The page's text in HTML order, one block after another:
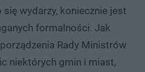
wydarzy, koniecznie jest
formalności. Jak
Rady Ministrów
niektórych gmin i miast,